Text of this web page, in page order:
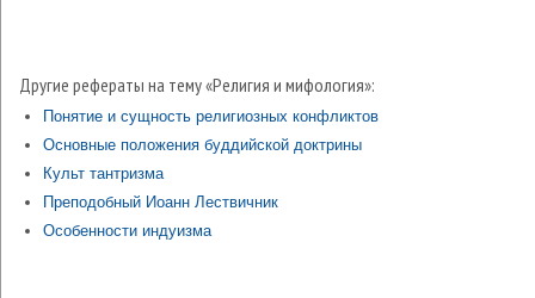
Другие рефераты на тему «Религия и мифология»:
Понятие и сущность религиозных конфликтов
Основные положения буддийской доктрины
Культ тантризма
Преподобный Иоанн Лествичник
Особенности индуизма